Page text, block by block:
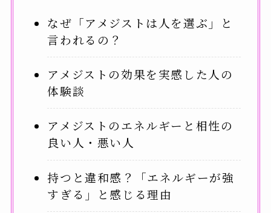
なぜ「アメジストは人を選ぶ」と
言われるの？
アメジストの効果を実感した人の
体験談
アメジストのエネルギーと相性の
良い人・悪い人
持つと違和感？「エネルギーが強
すぎる」と感じる理由